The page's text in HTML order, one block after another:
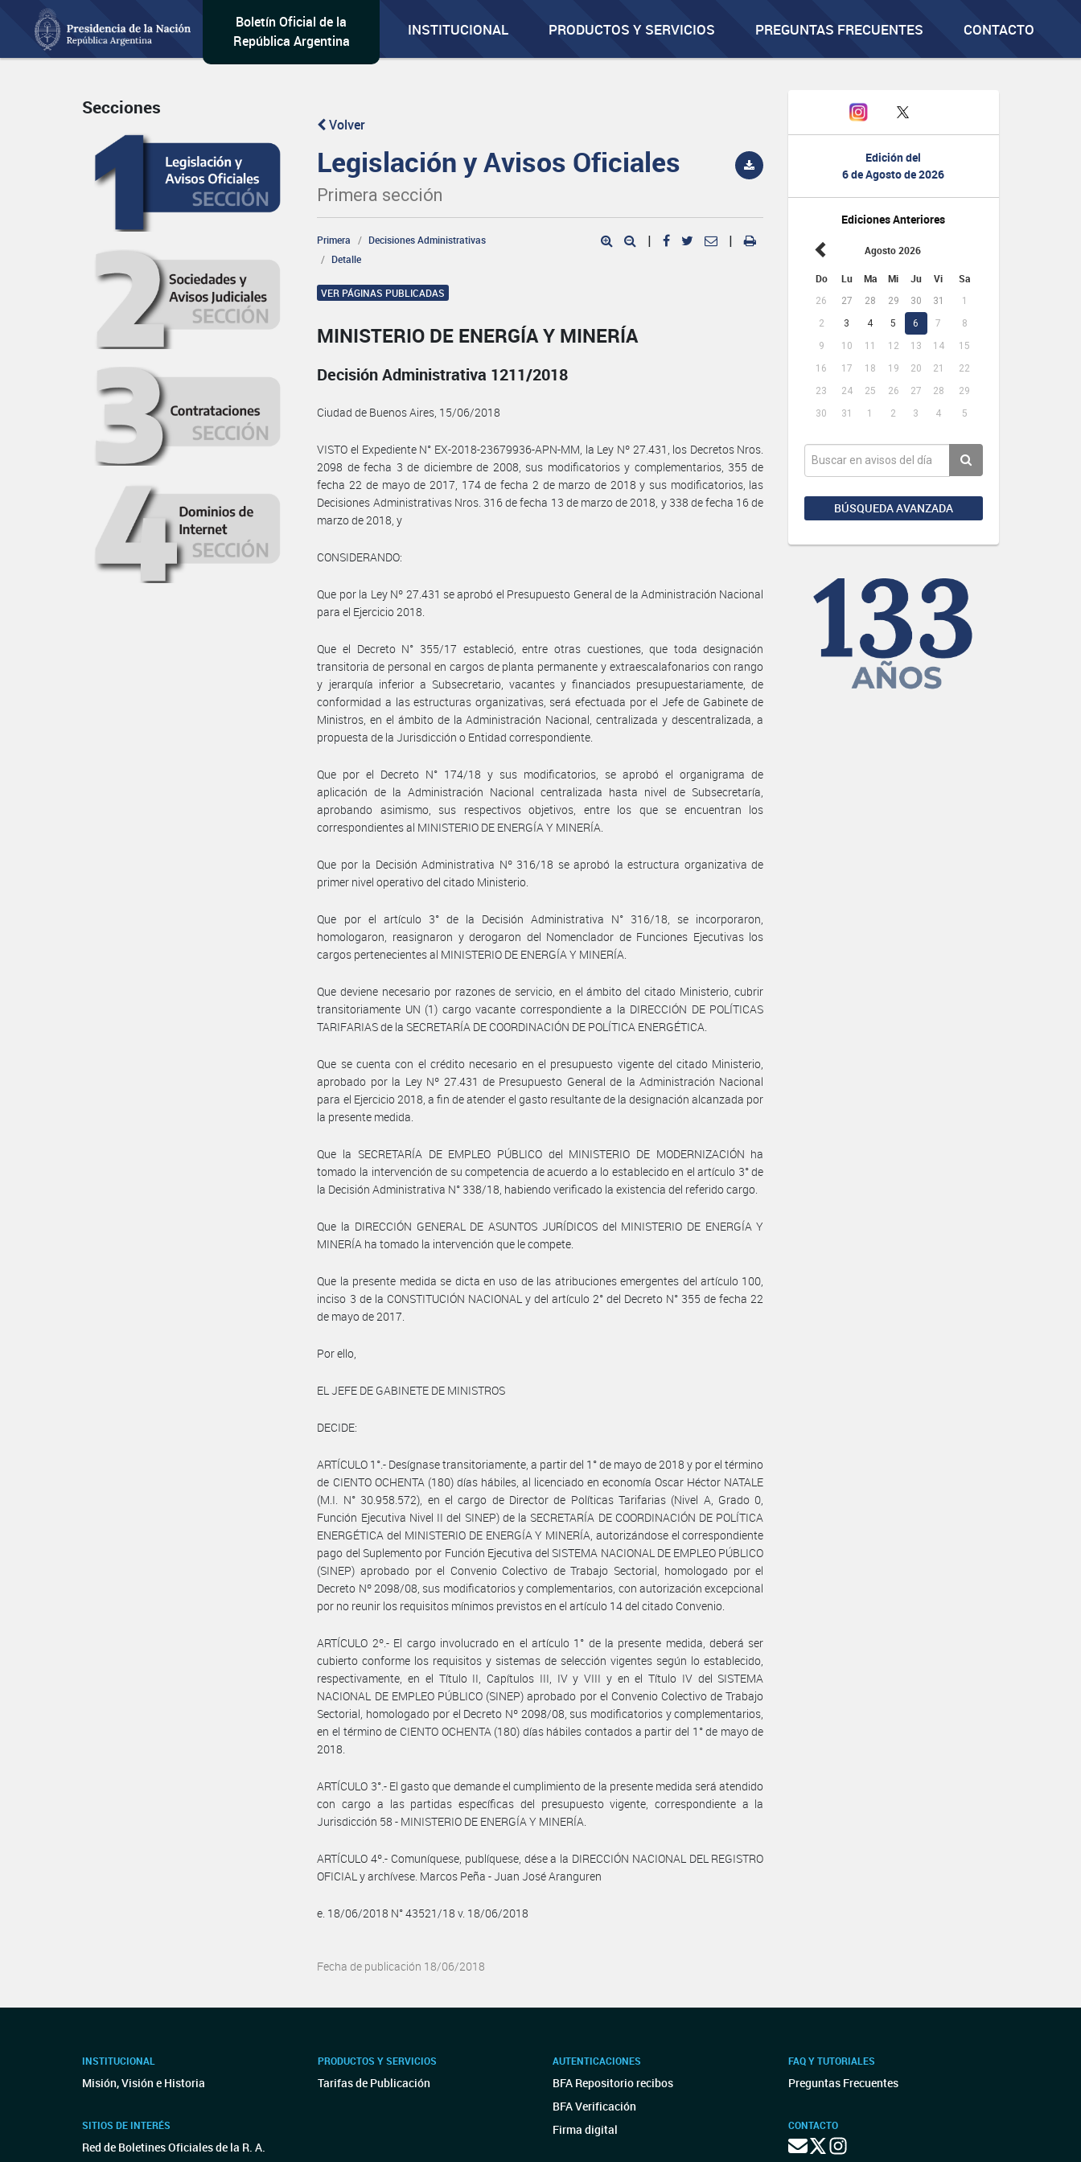
Boletín Oficial de la
República Argentina
INSTITUCIONAL PRODUCTOS Y SERVICIOS PREGUNTAS FRECUENTES CONTACTO
Edición del
6 de Agosto de 2026
Ediciones Anteriores
Agosto 2026
Do Lu Ma Mi Ju Vi Sa
26 27 28 29 30 31
1
2
3 4 5 6 7
8
9
10 11 12 13 14
15
16
17 18 19 20 21
22
23
24 25 26 27 28
29
30
31 1 2 3 4 5
BÚSQUEDA AVANZADA
Secciones
Volver
Legislación y Avisos Oficiales
Primera sección
Primera
Decisiones Administrativas
Detalle
| |
VER PÁGINAS PUBLICADAS
MINISTERIO DE ENERGÍA Y MINERÍA
Decisión Administrativa 1211/2018
Ciudad de Buenos Aires, 15/06/2018
VISTO el Expediente N° EX-2018-23679936-APN-MM, la Ley Nº 27.431, los Decretos Nros.
2098 de fecha 3 de diciembre de 2008, sus modificatorios y complementarios, 355 de
fecha 22 de mayo de 2017, 174 de fecha 2 de marzo de 2018 y sus modificatorios, las
Decisiones Administrativas Nros. 316 de fecha 13 de marzo de 2018, y 338 de fecha 16 de
marzo de 2018, y
CONSIDERANDO:
Que por la Ley Nº 27.431 se aprobó el Presupuesto General de la Administración Nacional
para el Ejercicio 2018.
Que el Decreto N° 355/17 estableció, entre otras cuestiones, que toda designación
transitoria de personal en cargos de planta permanente y extraescalafonarios con rango
y jerarquía inferior a Subsecretario, vacantes y financiados presupuestariamente, de
conformidad a las estructuras organizativas, será efectuada por el Jefe de Gabinete de
Ministros, en el ámbito de la Administración Nacional, centralizada y descentralizada, a
propuesta de la Jurisdicción o Entidad correspondiente.
Que por el Decreto N° 174/18 y sus modificatorios, se aprobó el organigrama de
aplicación de la Administración Nacional centralizada hasta nivel de Subsecretaría,
aprobando asimismo, sus respectivos objetivos, entre los que se encuentran los
correspondientes al MINISTERIO DE ENERGÍA Y MINERÍA.
Que por la Decisión Administrativa Nº 316/18 se aprobó la estructura organizativa de
primer nivel operativo del citado Ministerio.
Que por el artículo 3° de la Decisión Administrativa N° 316/18, se incorporaron,
homologaron, reasignaron y derogaron del Nomenclador de Funciones Ejecutivas los
cargos pertenecientes al MINISTERIO DE ENERGÍA Y MINERÍA.
Que deviene necesario por razones de servicio, en el ámbito del citado Ministerio, cubrir
transitoriamente UN (1) cargo vacante correspondiente a la DIRECCIÓN DE POLÍTICAS
TARIFARIAS de la SECRETARÍA DE COORDINACIÓN DE POLÍTICA ENERGÉTICA.
Que se cuenta con el crédito necesario en el presupuesto vigente del citado Ministerio,
aprobado por la Ley Nº 27.431 de Presupuesto General de la Administración Nacional
para el Ejercicio 2018, a fin de atender el gasto resultante de la designación alcanzada por
la presente medida.
Que la SECRETARÍA DE EMPLEO PÚBLICO del MINISTERIO DE MODERNIZACIÓN ha
tomado la intervención de su competencia de acuerdo a lo establecido en el artículo 3° de
la Decisión Administrativa N° 338/18, habiendo verificado la existencia del referido cargo.
Que la DIRECCIÓN GENERAL DE ASUNTOS JURÍDICOS del MINISTERIO DE ENERGÍA Y
MINERÍA ha tomado la intervención que le compete.
Que la presente medida se dicta en uso de las atribuciones emergentes del artículo 100,
inciso 3 de la CONSTITUCIÓN NACIONAL y del artículo 2° del Decreto N° 355 de fecha 22
de mayo de 2017.
Por ello,
EL JEFE DE GABINETE DE MINISTROS
DECIDE:
ARTÍCULO 1°.- Desígnase transitoriamente, a partir del 1° de mayo de 2018 y por el término
de CIENTO OCHENTA (180) días hábiles, al licenciado en economía Oscar Héctor NATALE
(M.I. N° 30.958.572), en el cargo de Director de Políticas Tarifarias (Nivel A, Grado 0,
Función Ejecutiva Nivel II del SINEP) de la SECRETARÍA DE COORDINACIÓN DE POLÍTICA
ENERGÉTICA del MINISTERIO DE ENERGÍA Y MINERÍA, autorizándose el correspondiente
pago del Suplemento por Función Ejecutiva del SISTEMA NACIONAL DE EMPLEO PÚBLICO
(SINEP) aprobado por el Convenio Colectivo de Trabajo Sectorial, homologado por el
Decreto Nº 2098/08, sus modificatorios y complementarios, con autorización excepcional
por no reunir los requisitos mínimos previstos en el artículo 14 del citado Convenio.
ARTÍCULO 2º.- El cargo involucrado en el artículo 1° de la presente medida, deberá ser
cubierto conforme los requisitos y sistemas de selección vigentes según lo establecido,
respectivamente, en el Título II, Capítulos III, IV y VIII y en el Título IV del SISTEMA
NACIONAL DE EMPLEO PÚBLICO (SINEP) aprobado por el Convenio Colectivo de Trabajo
Sectorial, homologado por el Decreto Nº 2098/08, sus modificatorios y complementarios,
en el término de CIENTO OCHENTA (180) días hábiles contados a partir del 1° de mayo de
2018.
ARTÍCULO 3°.- El gasto que demande el cumplimiento de la presente medida será atendido
con cargo a las partidas específicas del presupuesto vigente, correspondiente a la
Jurisdicción 58 - MINISTERIO DE ENERGÍA Y MINERÍA.
ARTÍCULO 4º.- Comuníquese, publíquese, dése a la DIRECCIÓN NACIONAL DEL REGISTRO
OFICIAL y archívese. Marcos Peña - Juan José Aranguren
e. 18/06/2018 N° 43521/18 v. 18/06/2018
Fecha de publicación 18/06/2018
INSTITUCIONAL
Misión, Visión e Historia
SITIOS DE INTERÉS
Red de Boletines Oficiales de la R. A.
PRODUCTOS Y SERVICIOS
Tarifas de Publicación
AUTENTICACIONES
BFA Repositorio recibos
BFA Verificación
Firma digital
FAQ Y TUTORIALES
Preguntas Frecuentes
CONTACTO